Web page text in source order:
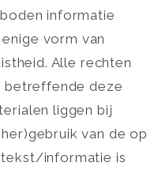
informatie
vorm van
Alle rechten
betreffende deze
liggen bij
van de op
informatie is